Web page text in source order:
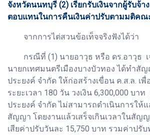
จังหวัดนนทบุรี (2) เรียกรับเงินจากผู้รับจ้า
ตอบแทนในการคืนเงินค่าปรับตามมติคณ
จากการไต่สวนข้อเท็จจริงฟังได้ว่า
กรณีที่ (1) นายอาวุธ หรือ ดร.อาวุธ
นายกเทศมนตรีเมืองบางบัวทอง ได้ทำสั
ประยงค์ จำกัด ให้ก่อสร้างเขื่อน ค.ส.ล. เ
ระยะเวลา 180 วัน วงเงิน 6,300,000 บา
ประยงค์ จำกัด ไม่สามารถดำเนินการให้
สัญญา โดยงานแล้วเสร็จเกินเวลาในสัญญ
เสียค่าปรับวันละ 15,750 บาท รวมค่าปรับ